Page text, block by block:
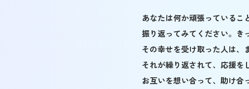
あなたは何か頑張っているこ
振り返ってみてください。き
その幸せを受け取った人は、
それが繰り返されて、応援を
お互いを想い合って、助け合